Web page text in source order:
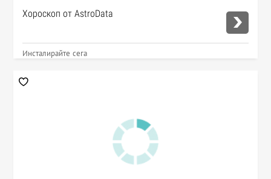
Хороскоп от AstroData
Инсталирайте сега